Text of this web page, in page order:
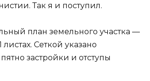
Так я и поступил.
план земельного участка —
листах. Сеткой указано
застройки и отступы